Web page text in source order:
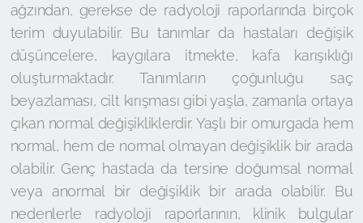
ağzından, gerekse de radyoloji raporlarında birçok
terim duyulabilir. Bu tanımlar da hastaları değişik
düşüncelere, kaygılara itmekte, kafa karışıklığı
oluşturmaktadır. Tanımların çoğunluğu saç
beyazlaması, cilt kırışması gibi yaşla, zamanla ortaya
çıkan normal değişikliklerdir. Yaşlı bir omurgada hem
normal, hem de normal olmayan değişiklik bir arada
olabilir. Genç hastada da tersine doğumsal normal
veya anormal bir değişiklik bir arada olabilir. Bu
nedenlerle radyoloji raporlarının, klinik bulgular